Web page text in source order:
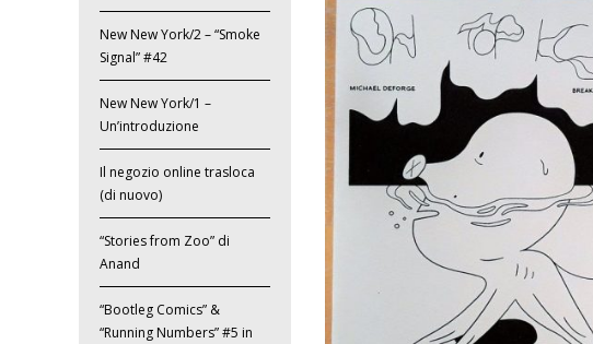
New New York/2 – “Smoke
Signal” #42
New New York/1 –
Un’introduzione
Il negozio online trasloca
(di nuovo)
“Stories from Zoo” di
Anand
“Bootleg Comics” &
“Running Numbers” #5 in